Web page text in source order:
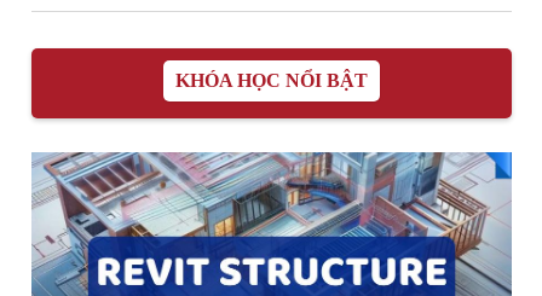
KHÓA HỌC NỔI BẬT